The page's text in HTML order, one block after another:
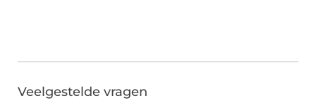
Veelgestelde vragen